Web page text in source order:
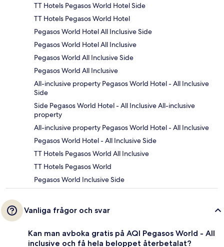
TT Hotels Pegasos World Hotel Side
TT Hotels Pegasos World Hotel
Pegasos World Hotel All Inclusive Side
Pegasos World Hotel All Inclusive
Pegasos World All Inclusive Side
Pegasos World All Inclusive
All-inclusive property Pegasos World Hotel - All Inclusive
Side
Side Pegasos World Hotel - All Inclusive All-inclusive
property
All-inclusive property Pegasos World Hotel - All Inclusive
Pegasos World Hotel - All Inclusive Side
TT Hotels Pegasos World All Inclusive
TT Hotels Pegasos World
Pegasos World Inclusive Side
Vanliga frågor och svar
Kan man avboka gratis på AQI Pegasos World - All
inclusive och få hela beloppet återbetalat?